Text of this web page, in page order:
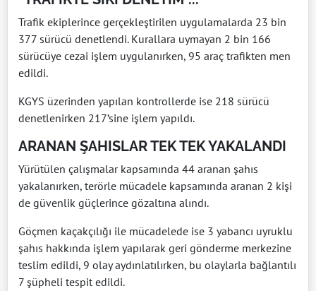
Trafik ekiplerince gerçekleştirilen uygulamalarda 23 bin
377 sürücü denetlendi. Kurallara uymayan 2 bin 166
sürücüye cezai işlem uygulanırken, 95 araç trafikten men
edildi.
KGYS üzerinden yapılan kontrollerde ise 218 sürücü
denetlenirken 217’sine işlem yapıldı.
ARANAN ŞAHISLAR TEK TEK YAKALANDI
Yürütülen çalışmalar kapsamında 44 aranan şahıs
yakalanırken, terörle mücadele kapsamında aranan 2 kişi
de güvenlik güçlerince gözaltına alındı.
Göçmen kaçakçılığı ile mücadelede ise 3 yabancı uyruklu
şahıs hakkında işlem yapılarak geri gönderme merkezine
teslim edildi, 9 olay aydınlatılırken, bu olaylarla bağlantılı
7 şüpheli tespit edildi.